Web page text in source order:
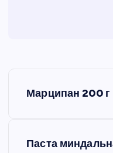
Марципан 200 г
Паста